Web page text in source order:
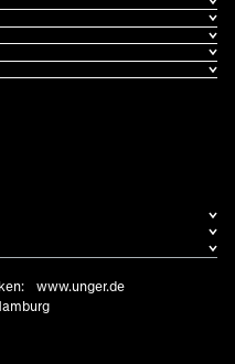
www.unger.de